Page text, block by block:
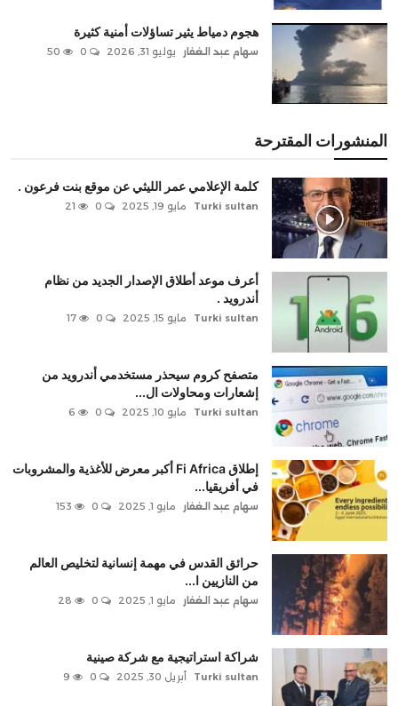
هجوم دمياط يثير تساؤلات أمنية كثيرة
سهام عبد الغفار يوليو 31, 2026
المنشورات المقترحة
كلمة الإعلامي عمر الليثي عن موقع بنت فرعون .
Turki sultan مايو 19, 2025
أعرف موعد أطلاق الإصدار الجديد من نظام
أندرويد .
Turki sultan مايو 15, 2025
متصفح كروم سيحذر مستخدمي أندرويد من
إشعارات ومحاولات ال...
Turki sultan مايو 10, 2025
إطلاق Fi Africa أكبر معرض للأغذية والمشروبات
في أفريقيا...
سهام عبد الغفار مايو 1, 2025
حرائق القدس في مهمة إنسانية لتخليص العالم
من النازيين ا...
سهام عبد الغفار مايو 1, 2025
شراكة استراتيجية مع شركة صينية
Turki sultan أبريل 30, 2025